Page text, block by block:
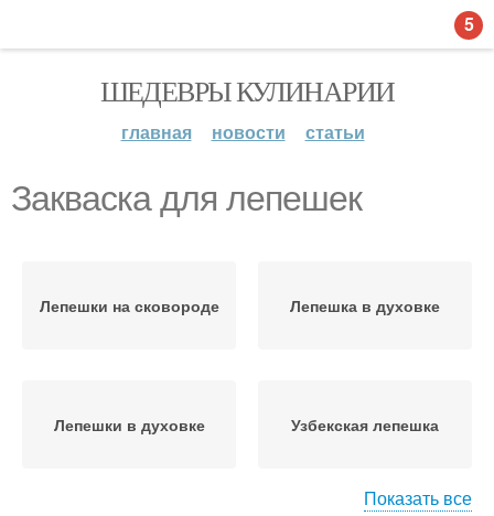
ШЕДЕВРЫ КУЛИНАРИИ
главная новости статьи
Закваска для лепешек
Лепешки на сковороде Лепешка в духовке
Лепешки в духовке Узбекская лепешка
Показать все
5